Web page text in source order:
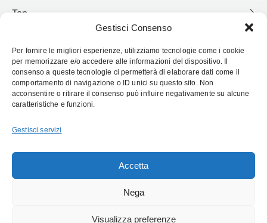
Gestisci Consenso
Per fornire le migliori esperienze, utilizziamo tecnologie come i cookie
per memorizzare e/o accedere alle informazioni del dispositivo. Il
consenso a queste tecnologie ci permetterà di elaborare dati come il
comportamento di navigazione o ID unici su questo sito. Non
acconsentire o ritirare il consenso può influire negativamente su alcune
caratteristiche e funzioni.
Gestisci servizi
Accetta
Nega
Visualizza preferenze
Top
Follow Us:
– Tutti i diritti riservati – Powered by
DekaEpta.it